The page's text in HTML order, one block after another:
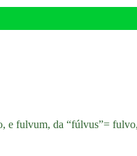
e fulvum, da “fúlvus”=